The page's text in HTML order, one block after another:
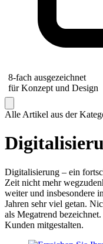
8-fach ausgezeichnet
für Konzept und Design
Alle Artikel aus der
Digitalisierung – ein
Zeit nicht mehr
weiter und insbesondere
Jahren sehr viel getan.
als Megatrend
Kunden mitgestalten.